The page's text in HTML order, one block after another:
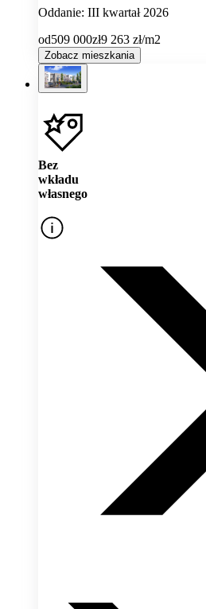
Oddanie: III kwartał 2026
od509 000zł9 263 zł/m2
Zobacz mieszkania
Bez
wkładu
własnego